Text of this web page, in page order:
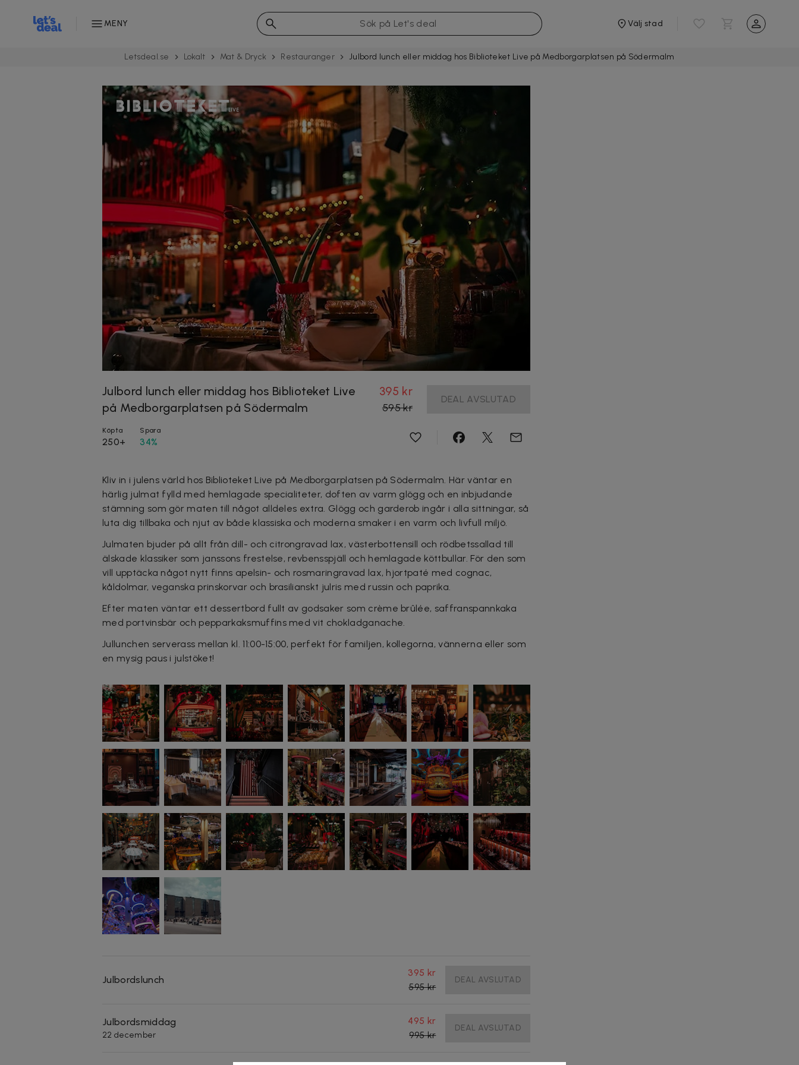
MENY Välj stad
Letsdeal.se Lokalt Mat & Dryck Restau­rang­er Julbord lunch eller middag hos Biblioteket Live på Medborgarplatsen på Södermalm
Julbord lunch eller middag hos Biblioteket Live
på Medborgarplatsen på Södermalm
395 kr
595 kr
DEAL AVSLUTAD
Köpta
250+
Spara
34%
Kliv in i julens värld hos Biblioteket Live på Medborgarplatsen på Södermalm. Här väntar en
härlig julmat fylld med hemlagade specialiteter, doften av varm glögg och en inbjudande
stämning som gör maten till något alldeles extra. Glögg och garderob ingår i alla sittningar, så
luta dig tillbaka och njut av både klassiska och moderna smaker i en varm och livfull miljö.
Julmaten bjuder på allt från dill- och citrongravad lax, västerbottensill och rödbetssallad till
älskade klassiker som janssons frestelse, revbensspjäll och hemlagade köttbullar. För den som
vill upptäcka något nytt finns apelsin- och rosmaringravad lax, hjortpaté med cognac,
kåldolmar, veganska prinskorvar och brasilianskt julris med russin och paprika.
Efter maten väntar ett dessertbord fullt av godsaker som crème brûlée, saffranspannkaka
med portvinsbär och pepparkaksmuffins med vit chokladganache.
Jullunchen serverass mellan kl. 11:00-15:00, perfekt för familjen, kollegorna, vännerna eller som
en mysig paus i julstöket!
Julbordslunch
395 kr
595 kr
DEAL AVSLUTAD
Julbordsmiddag
22 december
495 kr
995 kr
DEAL AVSLUTAD